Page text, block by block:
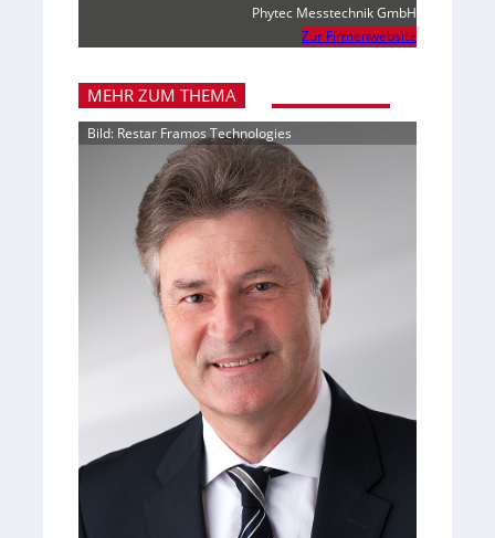
Phytec Messtechnik GmbH
Zur Firmenwebsite
MEHR ZUM THEMA
Bild: Restar Framos Technologies